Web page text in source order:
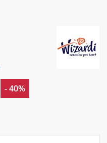
- 40%